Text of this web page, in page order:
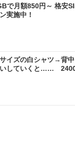
で月額850円～ 格安
実施中！
イズの白シャツ→背
いしていくと……